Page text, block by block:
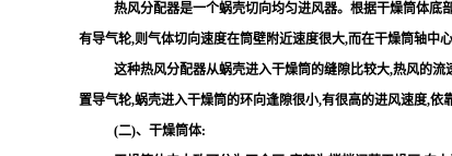
热风分配器是一个蜗壳切向均匀进风器。根据干燥筒体
有导气轮,则气体切向速度在筒壁附近速度很大,而在干燥筒轴中
这种热风分配器从蜗壳进入干燥筒的缝隙比较大,热风的
置导气轮,蜗壳进入干燥筒的环向逢隙很小,有很高的进风速度,依
(二)、干燥筒体: